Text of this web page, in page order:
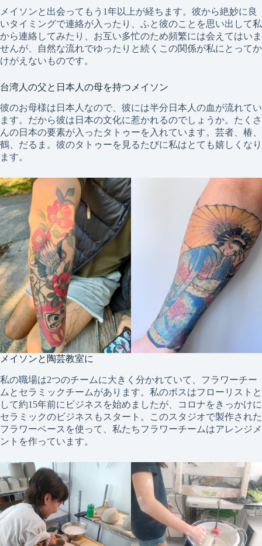
メイソンと出会ってもう1年以上が経ちます。彼から絶妙に良
いタイミングで連絡が入ったり、ふと彼のことを思い出して私
から連絡してみたり、お互い多忙のため頻繁には会えてはいま
せんが、自然な流れでゆったりと続くこの関係が私にとってか
けがえないものです。
台湾人の父と日本人の母を持つメイソン
彼のお母様は日本人なので、彼には半分日本人の血が流れてい
ます。だから彼は日本の文化に惹かれるのでしょうか。たくさ
んの日本の要素が入ったタトゥーを入れています。芸者、椿、
鶴、だるま。彼のタトゥーを見るたびに私はとても嬉しくなり
ます。
メイソンと陶芸教室に
私の職場は2つのチームに大きく分かれていて、フラワーチー
ムとセラミックチームがあります。私のボスはフローリストと
して約15年前にビジネスを始めましたが、コロナをきっかけに
セラミックのビジネスもスタート。このスタジオで製作された
フラワーベースを使って、私たちフラワーチームはアレンジメ
ントを作っています。